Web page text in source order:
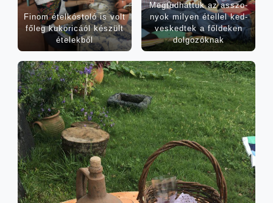
Finom étel­kós­to­ló is volt
főleg kuko­ri­cá­ól készült
ételekből
Meg­tud­hat­tuk az asszo­
nyok milyen étel­lel ked­
ves­ked­tek a fől­de­ken
dolgozóknak